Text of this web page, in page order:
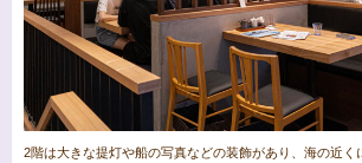
2階は大きな提灯や船の写真などの装飾があり、海の近く